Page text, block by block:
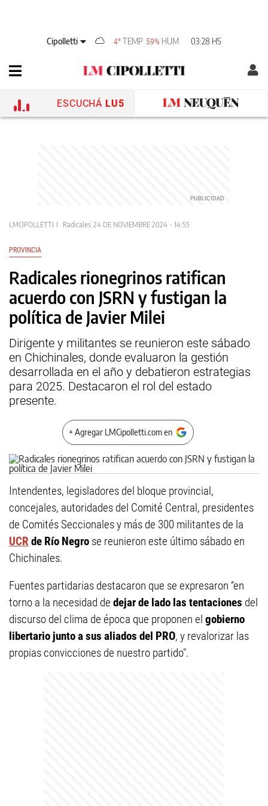
Cipolletti 4°TEMP 59% HUM 03:28 HS
ESCUCHÁ LU5
LMCIPOLLETTI Radicales 24 DE NOVIEMBRE 2024 - 14:55
PROVINCIA
Radicales rionegrinos ratifican
acuerdo con JSRN y fustigan la
política de Javier Milei
Dirigente y militantes se reunieron este sábado
en Chichinales, donde evaluaron la gestión
desarrollada en el año y debatieron estrategias
para 2025. Destacaron el rol del estado
presente.
+ Agregar LMCipolletti.com en
Intendentes, legisladores del bloque provincial,
concejales, autoridades del Comité Central, presidentes
de Comités Seccionales y más de 300 militantes de la
UCR de Río Negro se reunieron este último sábado en
Chichinales.
Fuentes partidarias destacaron que se expresaron “en
torno a la necesidad de dejar de lado las tentaciones del
discurso del clima de época que proponen el gobierno
libertario junto a sus aliados del PRO, y revalorizar las
propias convicciones de nuestro partido".